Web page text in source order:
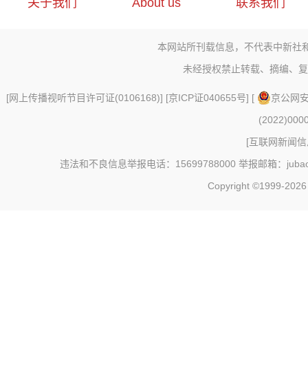
关于我们 About us 联系我们
本网站所刊载信息，不代表中新社
未经授权禁止转载、摘编、
[网上传播视听节目许可证(0106168)] [京ICP证040655号] [
京公网
[互联网新闻
违法和不良信息举报电话：15699788000 举报邮箱：
Copyright ©1999-